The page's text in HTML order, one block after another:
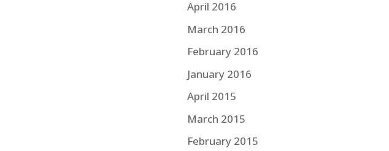
April 2016
March 2016
February 2016
January 2016
April 2015
March 2015
February 2015